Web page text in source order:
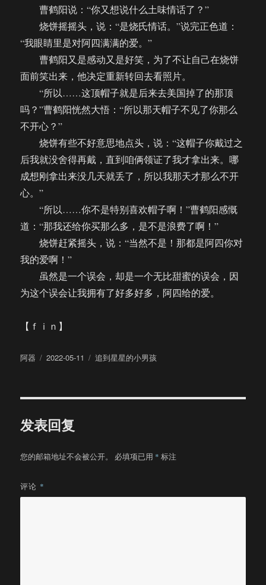
曹鹤阳说：“你又想说什么土味情话了？”
烧饼摇摇头，说：“是烧氏情话。”说完正色道：
“我眼睛里是对阿四满满的爱。”
曹鹤阳又是感动又是好笑，为了不让自己在烧饼
面前笑出来，他决定重新转回去看照片。
“所以……这顶帽子就是后来去美国掉了的那顶
吗？”曹鹤阳恍然大悟：“所以那天帽子不见了你那么
不开心？”
烧饼有些不好意思地点头，说：“这帽子你戴过之
后我就没舍得再戴，直到咱俩领证了我才拿出来。哪
成想刚拿出来没几天就丢了，所以我那天才那么不开
心。”
“所以……你不是特别喜欢帽子啊！”曹鹤阳感慨
道：“那我还给你买那么多，是不是浪费了啊！”
烧饼赶紧摇头，说：“当然不是！那都是阿四你对
我的爱啊！”
虽然是一个误会，却是一个无比甜蜜的误会，因
为这个误会让我拥有了好多好多，阿四给的爱。
【ｆｉｎ】
作
阿器
发
2022-05-11
分
追到星星的小男孩
发表回复
您的邮箱地址不会被公开。 必填项已用 * 标注
评论 *